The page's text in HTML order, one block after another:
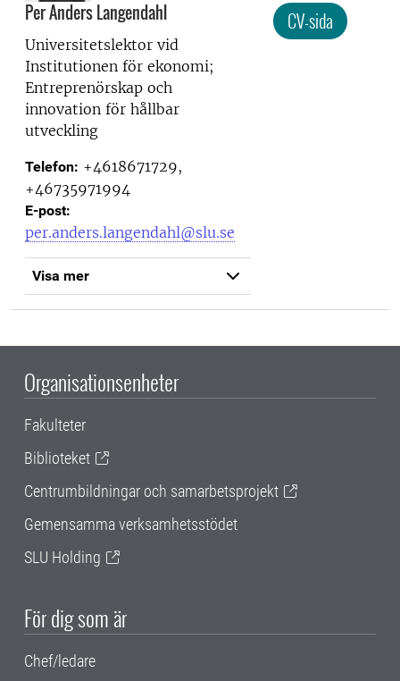
Per Anders Langendahl
Universitetslektor vid
Institutionen för ekonomi;
Entreprenörskap och
innovation för hållbar
utveckling
Telefon: +4618671729,
+46735971994
E-post:
per.anders.langendahl@slu.se
Visa mer
CV-sida
Organisationsenheter
Fakulteter
Biblioteket
Centrumbildningar och samarbetsprojekt
Gemensamma verksamhetsstödet
SLU Holding
För dig som är
Chef/ledare